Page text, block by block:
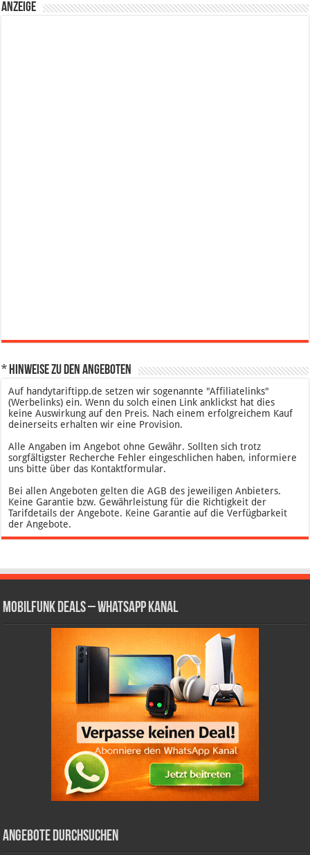
Anzeige
* Hinweise zu den Angeboten
Auf handytariftipp.de setzen wir sogenannte "Affiliatelinks"
(Werbelinks) ein. Wenn du solch einen Link anklickst hat dies
keine Auswirkung auf den Preis. Nach einem erfolgreichem Kauf
deinerseits erhalten wir eine Provision.
Alle Angaben im Angebot ohne Gewähr. Sollten sich trotz
sorgfältigster Recherche Fehler eingeschlichen haben, informiere
uns bitte über das Kontaktformular.
Bei allen Angeboten gelten die AGB des jeweiligen Anbieters.
Keine Garantie bzw. Gewährleistung für die Richtigkeit der
Tarifdetails der Angebote. Keine Garantie auf die Verfügbarkeit
der Angebote.
Mobilfunk Deals – WhatsApp Kanal
Angebote durchsuchen